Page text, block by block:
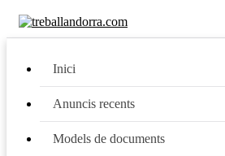
Inici
Anuncis recents
Models de documents